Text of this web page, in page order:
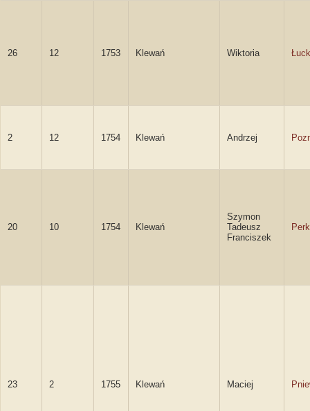
26 12 1753 Klewań Wiktoria
2 12 1754 Klewań Andrzej
20 10 1754 Klewań
Szymon
Tadeusz
Franciszek
23 2 1755 Klewań Maciej